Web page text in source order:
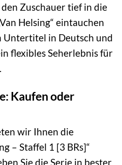
Zuschauer tief in die
Helsing“ eintauchen
Untertitel in Deutsch und
flexibles Seherlebnis für
Kaufen oder
wir Ihnen die
– Staffel 1 [3 BRs]“
Sie die Serie in bester